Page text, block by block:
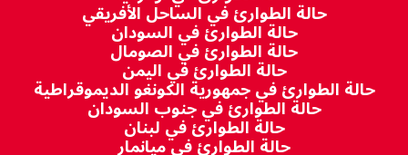
حالة الطوارئ في الساحل الأفريقي
حالة الطوارئ في السودان
حالة الطوارئ في الصومال
حالة الطوارئ في اليمن
حالة الطوارئ في جمهورية الكونغو الديموقراطية
حالة الطوارئ في جنوب السودان
حالة الطوارئ في لبنان
حالة الطوارئ في ميانمار